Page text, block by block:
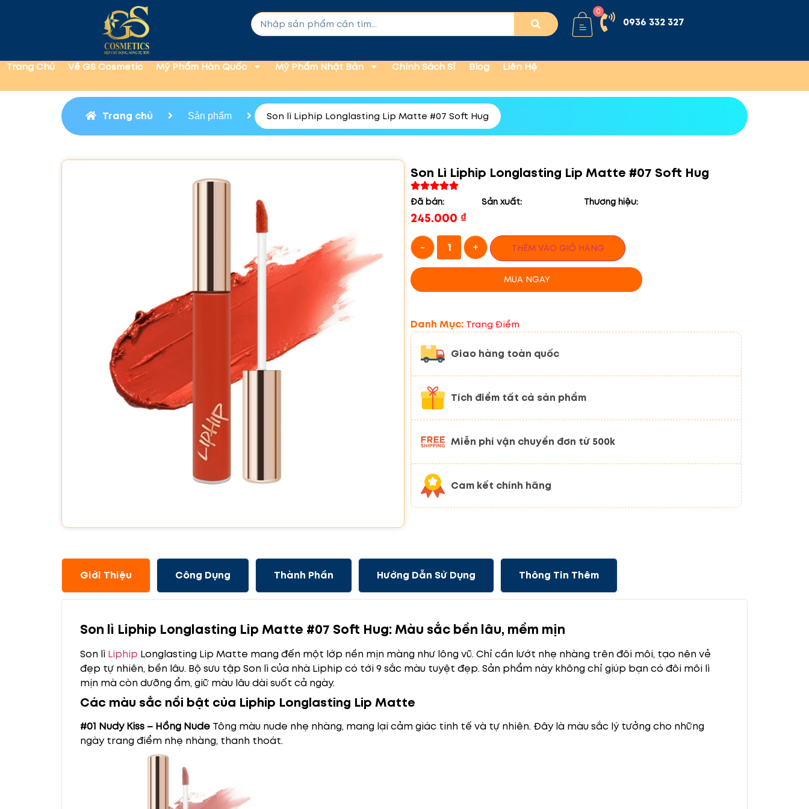
0
0936 332 327
Trang Chủ Về GS Cosmetic Mỹ Phẩm Hàn Quốc Mỹ Phẩm Nhật Bản Chính Sách Sỉ Blog Liên Hệ
Trang chủ Sản phẩm Son lì Liphip Longlasting Lip Matte #07 Soft Hug
Son Lì Liphip Longlasting Lip Matte #07 Soft Hug
Đã bán: Sản xuất: Thương hiệu:
245.000 ₫
- + THÊM VÀO GIỎ HÀNG
MUA NGAY
Danh Mục: Trang Điểm
Giao hàng toàn quốc
Tích điểm tất cả sản phẩm
Miễn phí vận chuyển đơn từ 500k
Cam kết chính hãng
Giới Thiệu Công Dụng Thành Phần Hướng Dẫn Sử Dụng Thông Tin Thêm
Son lì Liphip Longlasting Lip Matte #07 Soft Hug: Màu sắc bền lâu, mềm mịn
Son lì Liphip Longlasting Lip Matte mang đến một lớp nền mịn màng như lông vũ. Chỉ cần lướt nhẹ nhàng trên đôi môi, tạo nên vẻ
đẹp tự nhiên, bền lâu. Bộ sưu tập Son lì của nhà Liphip có tới 9 sắc màu tuyệt đẹp. Sản phẩm này không chỉ giúp bạn có đôi môi lì
mịn mà còn dưỡng ẩm, giữ màu lâu dài suốt cả ngày.
Các màu sắc nổi bật của Liphip Longlasting Lip Matte
#01 Nudy Kiss – Hồng Nude Tông màu nude nhẹ nhàng, mang lại cảm giác tinh tế và tự nhiên. Đây là màu sắc lý tưởng cho những
ngày trang điểm nhẹ nhàng, thanh thoát.